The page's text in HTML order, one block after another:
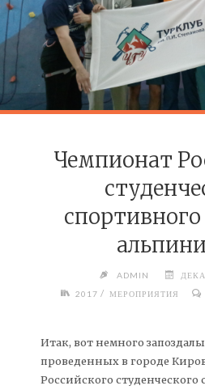
Чемпионат
ADMIN
2017 / МЕРОПРИЯТИЯ
Итак, вот немного
проведенных в городе
Российского студенческого